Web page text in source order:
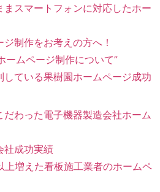
まスマートフォンに対応したホー
制作をお考えの方へ！
ームページ制作について”
している果樹園ホームページ成功
だわった電子機器製造会社ホーム
社成功実績
上増えた看板施工業者のホームペ